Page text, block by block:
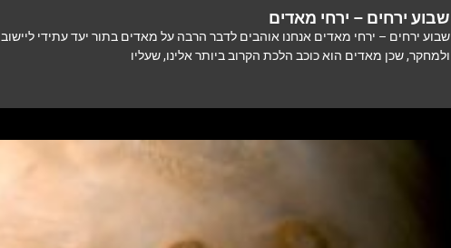
שבוע ירחים – ירחי מאדים
שבוע ירחים – ירחי מאדים אנחנו אוהבים לדבר הרבה על מאדים בתור יעד עתידי ליישוב
ולמחקר, שכן מאדים הוא כוכב הלכת הקרוב ביותר אלינו, שעליו